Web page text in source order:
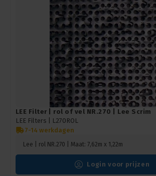
LEE Filter | rol of vel NR.270 | Lee Scrim
LEE Filters |
L270ROL
7-14 werkdagen
Lee | rol NR.270 | Maat: 7,62m x 1,22m
Login voor prijzen